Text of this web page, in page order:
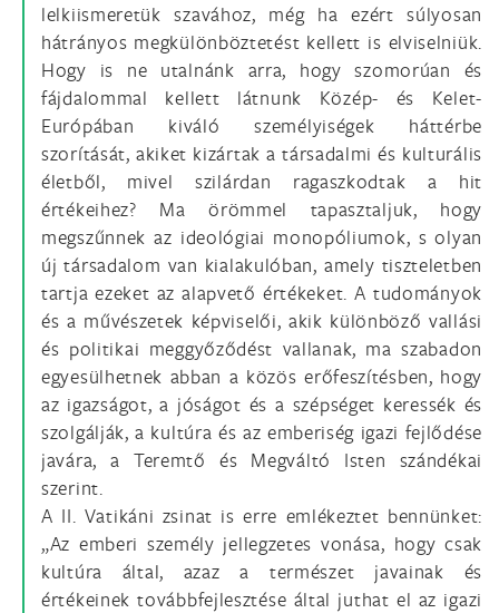
lelkiismeretük szavához, még ha ezért súlyosan
hátrányos megkülönböztetést kellett is elviselniük.
Hogy is ne utalnánk arra, hogy szomorúan és
fájdalommal kellett látnunk Közép- és Kelet-
Európában kiváló személyiségek háttérbe
szorítását, akiket kizártak a társadalmi és kulturális
életből, mivel szilárdan ragaszkodtak a hit
értékeihez? Ma örömmel tapasztaljuk, hogy
megszűnnek az ideológiai monopóliumok, s olyan
új társadalom van kialakulóban, amely tiszteletben
tartja ezeket az alapvető értékeket. A tudományok
és a művészetek képviselői, akik különböző vallási
és politikai meggyőződést vallanak, ma szabadon
egyesülhetnek abban a közös erőfeszítésben, hogy
az igazságot, a jóságot és a szépséget keressék és
szolgálják, a kultúra és az emberiség igazi fejlődése
javára, a Teremtő és Megváltó Isten szándékai
szerint.
A II. Vatikáni zsinat is erre emlékeztet bennünket:
„Az emberi személy jellegzetes vonása, hogy csak
kultúra által, azaz a természet javainak és
értékeinek továbbfejlesztése által juthat el az igazi